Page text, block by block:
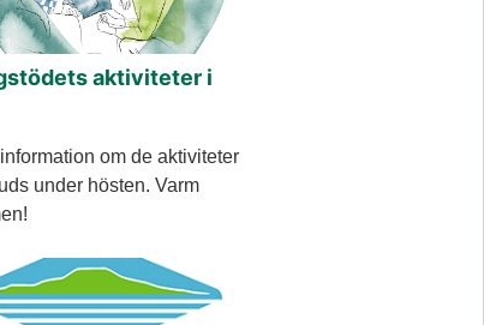
aktiviteter i
om de aktiviteter
under hösten. Varm